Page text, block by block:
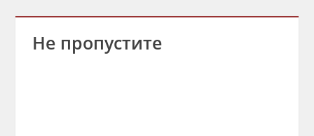
Не пропустите